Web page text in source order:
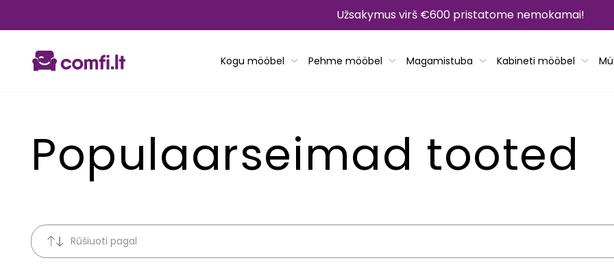
Užsakymus virš €600 pristatome nemokamai!
Kogu mööbel Pehme mööbel Magamistuba Kabineti mööbel
Populaarseimad tooted
Rūšiuoti pagal